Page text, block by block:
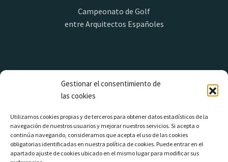
Gestionar el consentimiento de
las cookies
Utilizamos cookies propias y de terceros para obtener datos estadísticos de la
navegación de nuestros usuarios y mejorar nuestros servicios. Si acepta o
continúa navegando, consideramos que acepta el uso de las cookies
obligatorias identificadas en nuestra política de cookies. Puede entrar en el
apartado ajuste de cookies ubicado en el mismo lugar para modificar sus
Contacto
campeonatogae@campeonatogae.com
Campeonato de Golf
entre Arquitectos Españoles